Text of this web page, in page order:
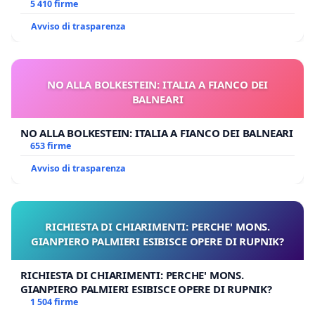
E/O DI FAR APRIRE IL RELATIVO PROCESSO
5 410 firme
Avviso di trasparenza
NO ALLA BOLKESTEIN: ITALIA A FIANCO DEI
BALNEARI
NO ALLA BOLKESTEIN: ITALIA A FIANCO DEI BALNEARI
653 firme
Avviso di trasparenza
RICHIESTA DI CHIARIMENTI: PERCHE' MONS.
GIANPIERO PALMIERI ESIBISCE OPERE DI RUPNIK?
RICHIESTA DI CHIARIMENTI: PERCHE' MONS.
GIANPIERO PALMIERI ESIBISCE OPERE DI RUPNIK?
1 504 firme